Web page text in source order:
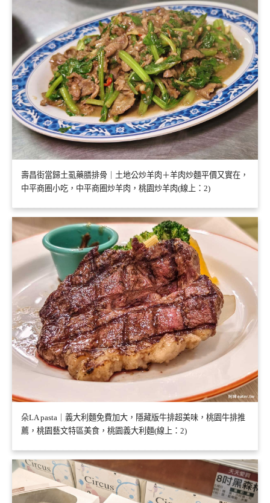
壽昌街當歸土虱藥膳排骨｜土地公炒羊肉＋羊肉炒麵平價又實在，
中平商圈小吃，中平商圈炒羊肉，桃園炒羊肉(線上：2)
朵LA pasta｜義大利麵免費加大，隱藏版牛排超美味，桃園牛排推
薦，桃園藝文特區美食，桃園義大利麵(線上：2)